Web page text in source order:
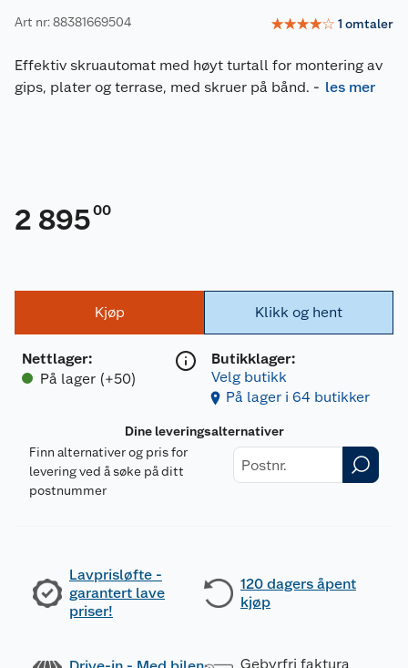
Art nr: 88381669504 ☆☆☆☆☆ 1 omtaler
Effektiv skruautomat med høyt turtall for montering av
gips, plater og terrase, med skruer på bånd. - les mer
2 89500
Kjøp
Nettlager:
På lager (+50)
Klikk og hent
Butikklager:
Velg butikk
På lager i 64 butikker
Dine leveringsalternativer
Finn alternativer og pris for
levering ved å søke på ditt
postnummer
Lavprisløfte -
garantert lave
priser!
120 dagers åpent
kjøp
Gebyrfri faktura